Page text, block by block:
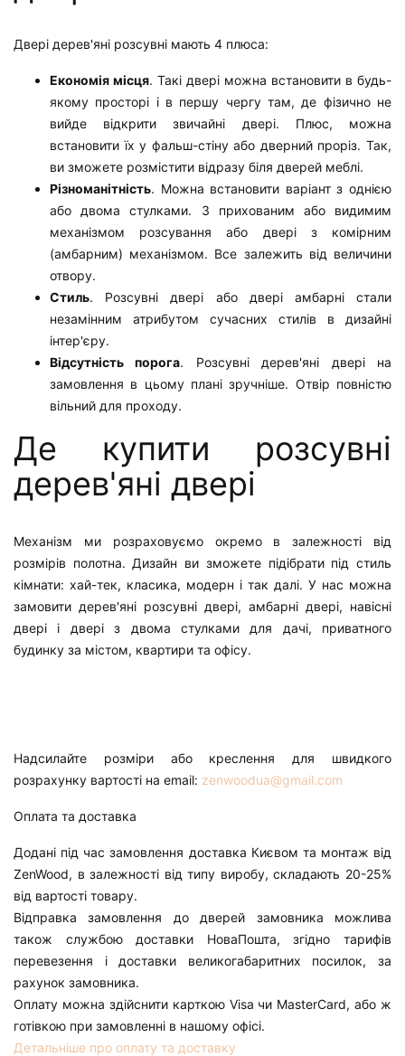
Двері дерев'яні розсувні мають 4 плюса:
Економія місця. Такі двері можна встановити в будь-
якому просторі і в першу чергу там, де фізично не
вийде відкрити звичайні двері. Плюс, можна
встановити їх у фальш-стіну або дверний проріз. Так,
ви зможете розмістити відразу біля дверей меблі.
Різноманітність. Можна встановити варіант з однією
або двома стулками. З прихованим або видимим
механізмом розсування або двері з комірним
(амбарним) механізмом. Все залежить від величини
отвору.
Стиль. Розсувні двері або двері амбарні стали
незамінним атрибутом сучасних стилів в дизайні
інтер'єру.
Відсутність порога. Розсувні дерев'яні двері на
замовлення в цьому плані зручніше. Отвір повністю
вільний для проходу.
Де купити розсувні
дерев'яні двері
Механізм ми розраховуємо окремо в залежності від
розмірів полотна. Дизайн ви зможете підібрати під стиль
кімнати: хай-тек, класика, модерн і так далі. У нас можна
замовити дерев'яні розсувні двері, амбарні двері, навісні
двері і двері з двома стулками для дачі, приватного
будинку за містом, квартири та офісу.
Надсилайте розміри або креслення для швидкого
розрахунку вартості на email: zenwoodua@gmail.com
Оплата та доставка
Додані під час замовлення доставка Києвом та монтаж від
ZenWood, в залежності від типу виробу, складають 20-25%
від вартості товару.
Відправка замовлення до дверей замовника можлива
також службою доставки НоваПошта, згідно тарифів
перевезення і доставки великогабаритних посилок, за
рахунок замовника.
Оплату можна здійснити карткою Visa чи MasterCard, або ж
готівкою при замовленні в нашому офісі.
Детальніше про оплату та доставку